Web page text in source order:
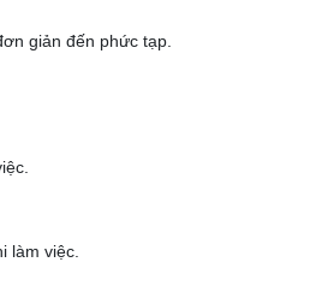
giản đến phức tạp.
làm việc.